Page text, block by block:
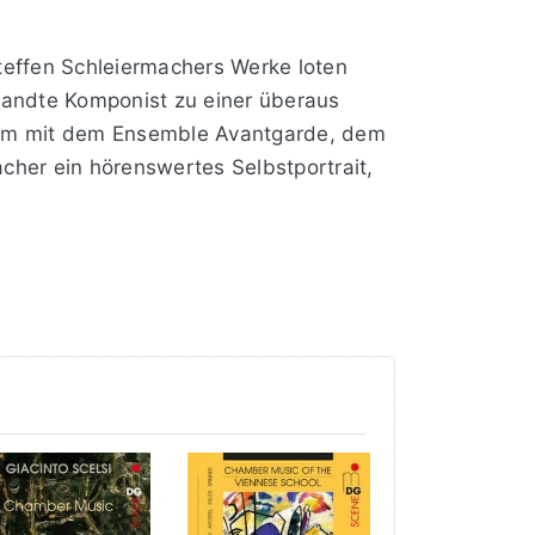
Schleiermachers Werke loten
Komponist zu einer überaus
mit dem Ensemble Avantgarde, dem
ein hörenswertes Selbstportrait,
Hans Hartungs wilde Striche in
eines Max Beckmann im „Portrait
die besonderen Aspekte, die den
Skulpturen und Mobiles bezieht.